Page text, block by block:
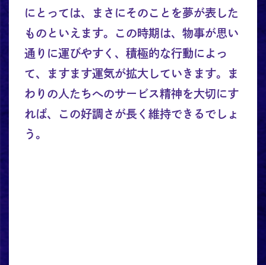
にとっては、まさにそのことを夢が表した
ものといえます。この時期は、物事が思い
通りに運びやすく、積極的な行動によっ
て、ますます運気が拡大していきます。ま
わりの人たちへのサービス精神を大切にす
れば、この好調さが長く維持できるでしょ
う。